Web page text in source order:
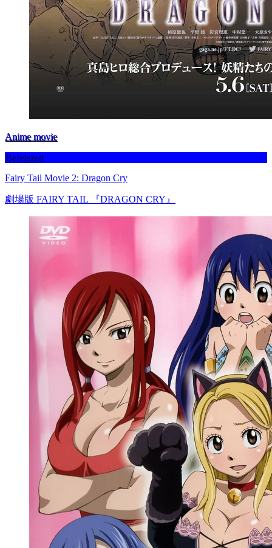
Anime movie
Befejezett
Fairy Tail Movie 2: Dragon Cry
劇場版 FAIRY TAIL 『DRAGON CRY』